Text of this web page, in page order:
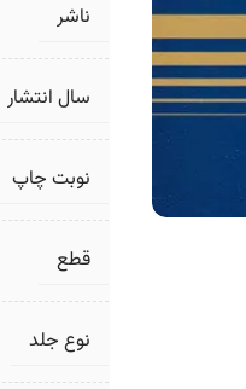
ناشر
سال انتشار
نوبت چاپ
قطع
نوع جلد